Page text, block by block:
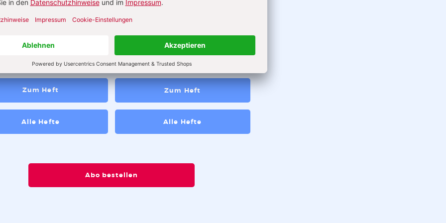
Über die pädagogische
Zum Heft
Alle Hefte
Zum Heft
Alle Hefte
Abo bestellen